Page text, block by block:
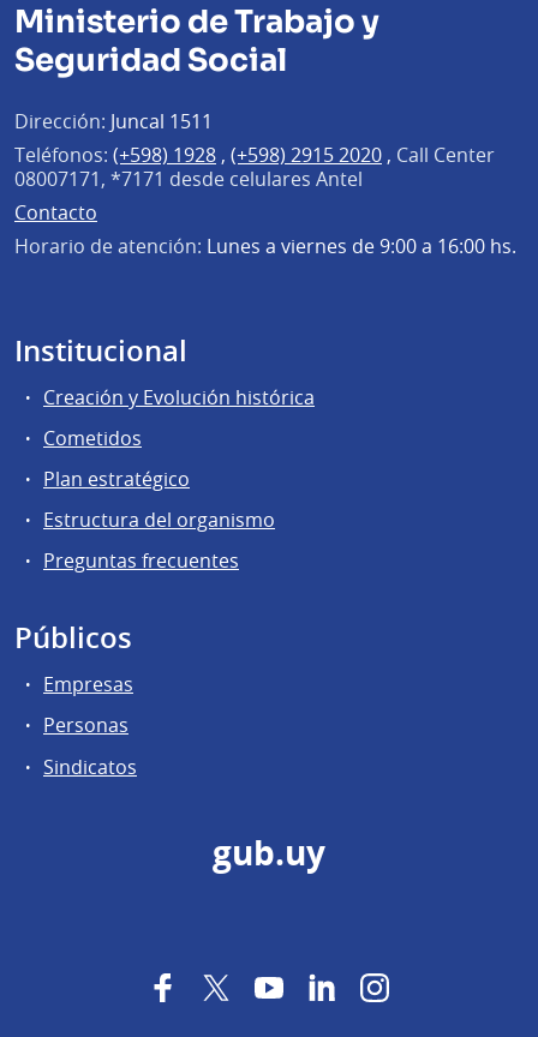
Ministerio de Trabajo y
Seguridad Social
Dirección: Juncal 1511
Teléfonos: (+598) 1928 , (+598) 2915 2020 , Call Center
08007171, *7171 desde celulares Antel
Contacto
Horario de atención: Lunes a viernes de 9:00 a 16:00 hs.
Institucional
Creación y Evolución histórica
Cometidos
Plan estratégico
Estructura del organismo
Preguntas frecuentes
Públicos
Empresas
Personas
Sindicatos
gub.uy
FacebookTwitterYouTubeLinkedInInstagram